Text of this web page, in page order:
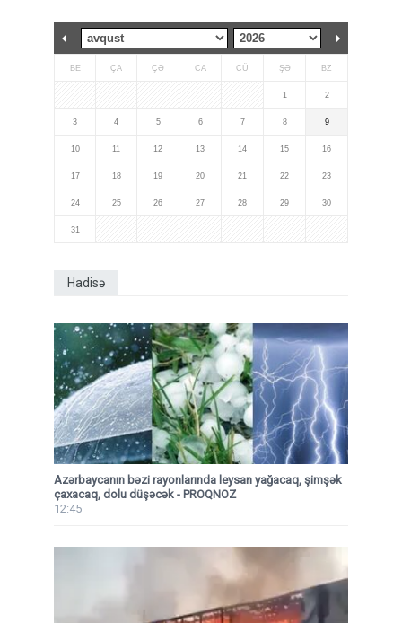
BE ÇA ÇƏ CA CÜ ŞƏ BZ
1 2
3 4 5 6 7 8 9
10 11 12 13 14 15 16
17 18 19 20 21 22 23
24 25 26 27 28 29 30
31
Hadisə
Azərbaycanın bəzi rayonlarında leysan yağacaq, şimşək
çaxacaq, dolu düşəcək - PROQNOZ
12:45